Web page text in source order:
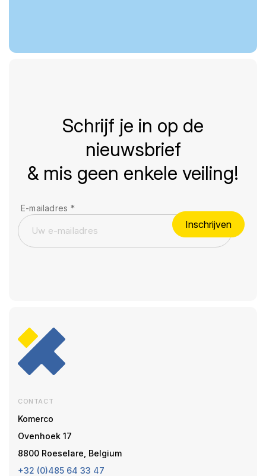
Schrijf je in op de
nieuwsbrief
& mis geen enkele veiling!
E-mailadres *
Inschrijven
CONTACT
Komerco
Ovenhoek 17
8800 Roeselare, Belgium
+32 (0)485 64 33 47